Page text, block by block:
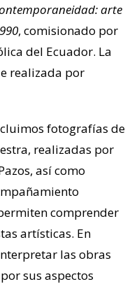
arte
, comisionado por
del Ecuador. La
realizada por
fotografías de
realizadas por
así como
comprender
artísticas. En
las obras
sus aspectos